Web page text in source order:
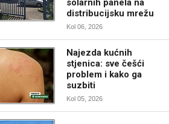
solarnih panela na
distribucijsku mrežu
Kol 06, 2026
Najezda kućnih
stjenica: sve češći
problem i kako ga
suzbiti
Kol 05, 2026